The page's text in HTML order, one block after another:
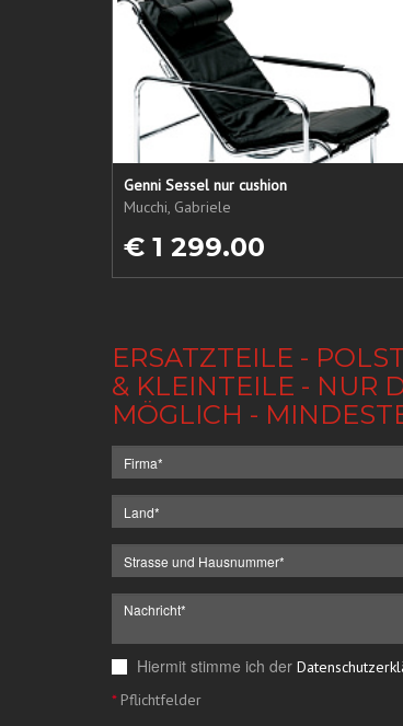
Genni Sessel nur cushion
Mucchi, Gabriele
€ 1 299.00
ERSATZTEILE -
& KLEINTEILE - NUR
MÖGLICH -
Hiermit stimme ich der
*Pflichtfelder